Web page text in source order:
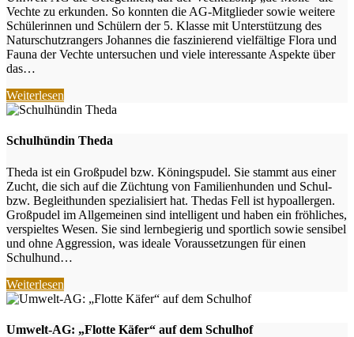
Vechte zu erkunden. So konnten die AG-Mitglieder sowie weitere
Schülerinnen und Schülern der 5. Klasse mit Unterstützung des
Naturschutzrangers Johannes die faszinierend vielfältige Flora und
Fauna der Vechte untersuchen und viele interessante Aspekte über
das…
Weiterlesen
Schulhündin Theda
Theda ist ein Großpudel bzw. Köningspudel. Sie stammt aus einer
Zucht, die sich auf die Züchtung von Familienhunden und Schul-
bzw. Begleithunden spezialisiert hat. Thedas Fell ist hypoallergen.
Großpudel im Allgemeinen sind intelligent und haben ein fröhliches,
verspieltes Wesen. Sie sind lernbegierig und sportlich sowie sensibel
und ohne Aggression, was ideale Voraussetzungen für einen
Schulhund…
Weiterlesen
Umwelt-AG: „Flotte Käfer“ auf dem Schulhof